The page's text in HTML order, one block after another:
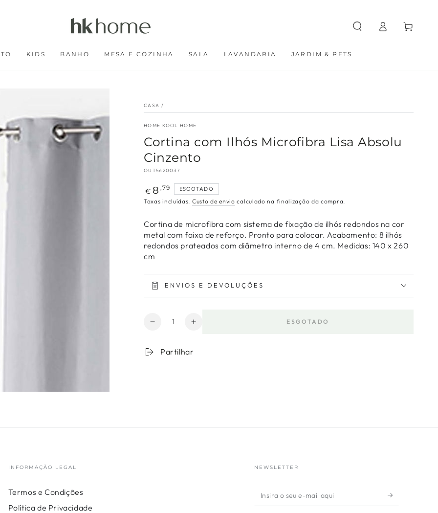
KIDS BANHO MESA E COZINHA SALA LAVANDARIA JARDIM & PETS
Entrar Carrinho
CASA /
HOME KOOL HOME
Cortina com Ilhós Microfibra Lisa Absolu
Cinzento
OUT5620037
Preço
regular
€ 8 ,79 ESGOTADO
Taxas incluídas. Custo de envio calculado na finalização da compra.
Cortina de microfibra com sistema de fixação de ilhós redondos na cor
metal com faixa de reforço. Pronto para colocar. Acabamento: 8 ilhós
redondos prateados com diâmetro interno de 4 cm. Medidas: 140 x 260
cm
ENVIOS E DEVOLUÇÕES
Quantidade
Diminuir
quantidade
para
Cinzento
Aumentar
Cinzento
ESGOTADO
Partilhar
INFORMAÇÃO LEGAL
Termos e Condições
Política de Privacidade
NEWSLETTER
Insira
o